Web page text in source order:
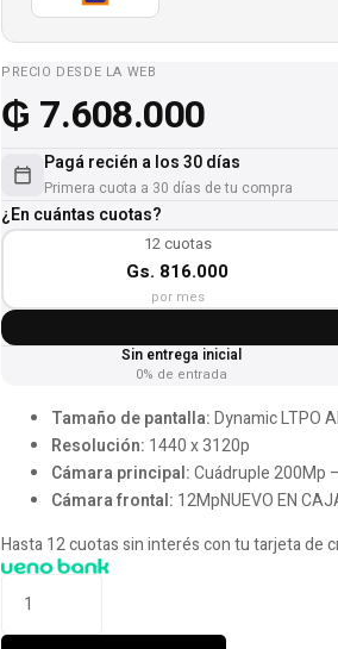
PRECIO DESDE LA WEB
₲ 7.608.000
Pagá recién a los 30 días
Primera cuota a 30 días de tu compra
¿En cuántas cuotas?
12 cuotas
Gs. 816.000
por mes
Sin entrega inicial
0% de entrada
Tamaño de pantalla:Dynamic LTPO
Resolución: 1440 x 3120p
Cámara principal:Cuádruple 200Mp
Cámara frontal: 12MpNUEVO EN
Hasta 12 cuotas sin interés con tu tarjeta de